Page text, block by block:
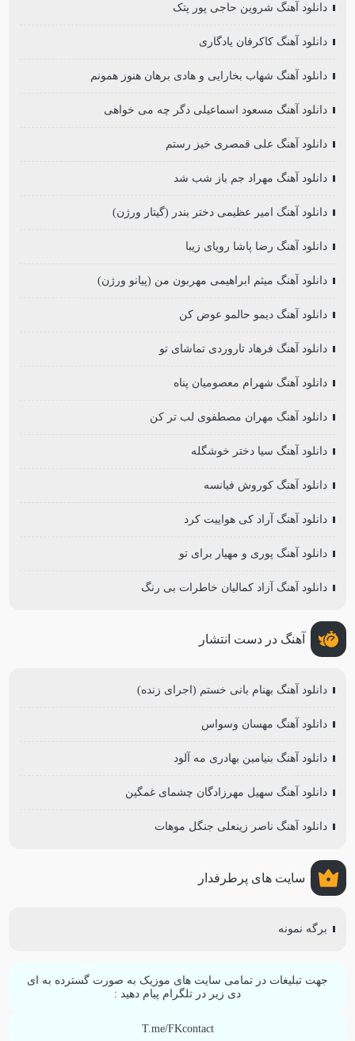
دانلود آهنگ شروین حاجی پور پتک
دانلود آهنگ کاکرفان یادگاری
دانلود آهنگ شهاب بخارایی و هادی برهان هنوز همونم
دانلود آهنگ مسعود اسماعیلی دگر چه می خواهی
دانلود آهنگ علی قمصری خیز رستم
دانلود آهنگ مهراد جم باز شب شد
دانلود آهنگ امیر عظیمی دختر بندر (گیتار ورژن)
دانلود آهنگ رضا پاشا رویای زیبا
دانلود آهنگ میثم ابراهیمی مهربون من (پیانو ورژن)
دانلود آهنگ دیمو حالمو عوض کن
دانلود آهنگ فرهاد تاروردی تماشای تو
دانلود آهنگ شهرام معصومیان پناه
دانلود آهنگ مهران مصطفوی لب تر کن
دانلود آهنگ سیا دختر خوشگله
دانلود آهنگ کوروش فیانسه
دانلود آهنگ آراد کی هواییت کرد
دانلود آهنگ پوری و مهیار برای تو
دانلود آهنگ آزاد کمالیان خاطرات بی رنگ
آهنگ در دست انتشار
دانلود آهنگ بهنام بانی خستم (اجرای زنده)
دانلود آهنگ مهسان وسواس
دانلود آهنگ بنیامین بهادری مه آلود
دانلود آهنگ سهیل مهرزادگان چشمای غمگین
دانلود آهنگ ناصر زینعلی جنگل موهات
سایت های پرطرفدار
برگه نمونه
جهت تبلیغات در تمامی سایت های موزیک به صورت گسترده به ای
دی زیر در تلگرام پیام دهید :
T.me/FKcontact